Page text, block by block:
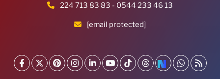
224 713 83 83 - 0544 233 46 13
[email protected]